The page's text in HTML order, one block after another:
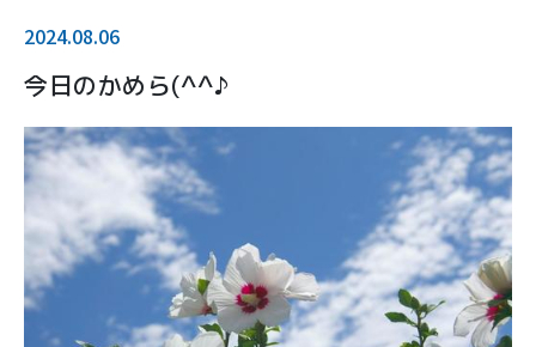
2024.08.06
今日のかめら(^^♪